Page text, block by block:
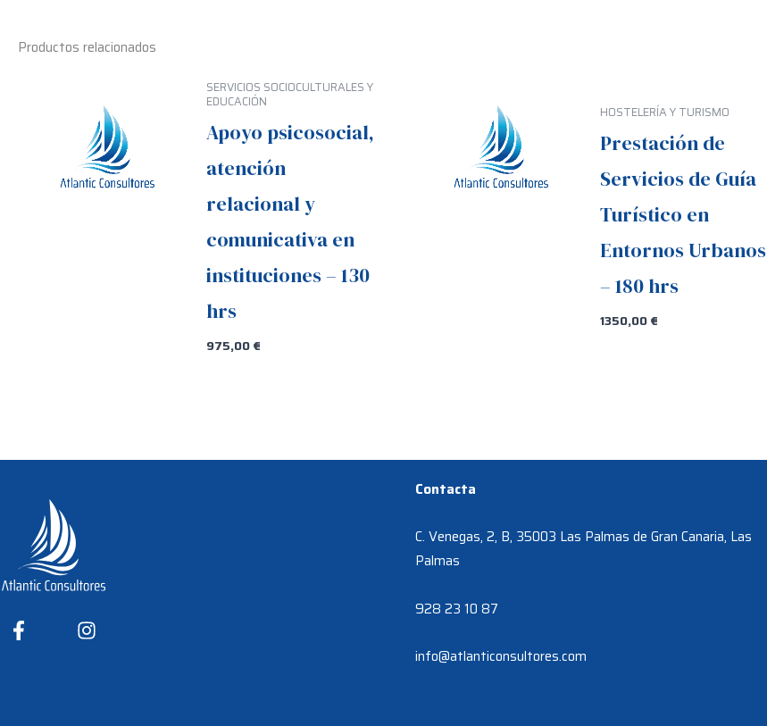
Productos relacionados
SERVICIOS SOCIOCULTURALES Y
EDUCACIÓN
Apoyo psicosocial,
atención
relacional y
comunicativa en
instituciones – 130
hrs
975,00€
HOSTELERÍA Y TURISMO
Prestación de
Servicios de Guía
Turístico en
Entornos Urbanos
– 180 hrs
1350,00€
Contacta
C. Venegas, 2, B, 35003 Las Palmas de Gran Canaria, Las
Palmas
928 23 10 87
info@atlanticonsultores.com